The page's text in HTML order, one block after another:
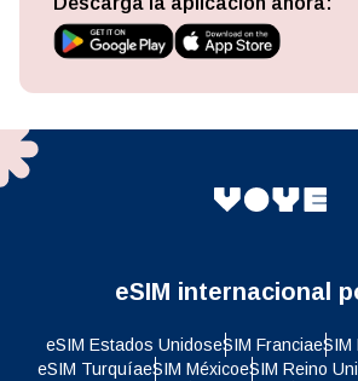
eSIM internacional
eSIM Estados UnidoseSIM FranciaeSIM
eSIM TurquíaeSIM MéxicoeSIM Reino